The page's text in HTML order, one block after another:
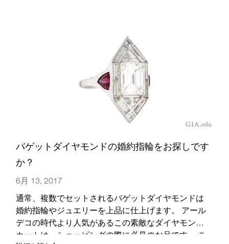
バゲットダイヤモンドの婚約指輪をお探しです
か？
6月 13, 2017
通常、複数でセットされるバゲットダイヤモンドは
婚約指輪やジュエリーを上品に仕上げます。 アール
デコの時代より人気があるこの素敵なダイヤモンド
カットは、ショッピングの際に必見のお品です。 こ